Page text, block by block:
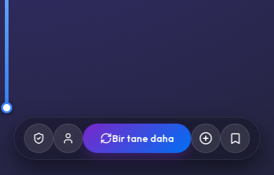
Bir tane daha